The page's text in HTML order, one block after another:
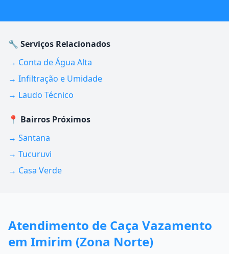
🔧 Serviços Relacionados
→ Conta de Água Alta
→ Infiltração e Umidade
→ Laudo Técnico
📍 Bairros Próximos
→ Santana
→ Tucuruvi
→ Casa Verde
Atendimento de Caça Vazamento
em Imirim (Zona Norte)